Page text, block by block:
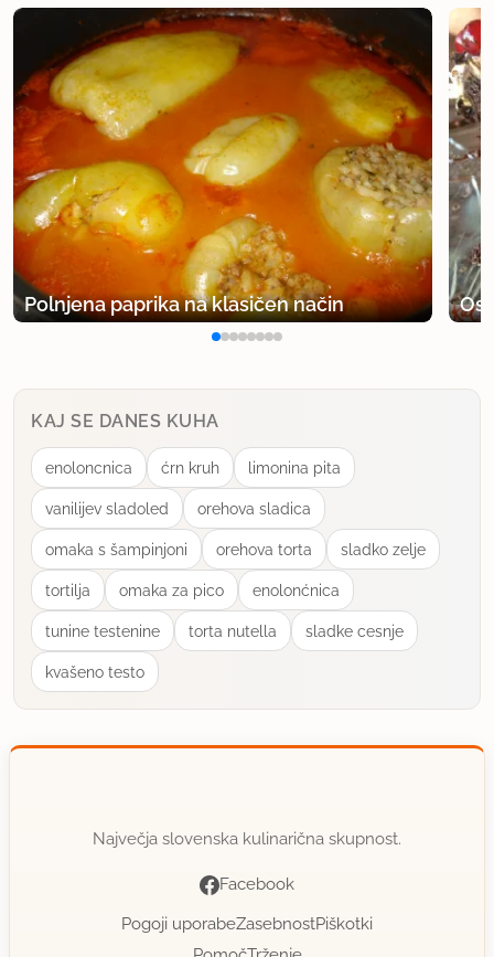
Polnjena paprika na klasičen način
KAJ SE DANES KUHA
enoloncnica ćrn kruh limonina pita
vanilijev sladoled orehova sladica
omaka s šampinjoni orehova torta sladko zelje
tortilja omaka za pico enolonćnica
tunine testenine torta nutella sladke cesnje
kvašeno testo
Največja slovenska kulinarična skupnost.
Facebook
Pogoji uporabeZasebnostPiškotki